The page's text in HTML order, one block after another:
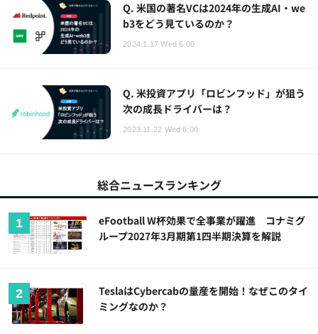
Q. 米国の著名VCは2024年の生成AI・we
b3をどう見ているのか？
2024.1.17 Wed 6:00
Q. 米投資アプリ「ロビンフッド」が狙う
次の成長ドライバーは？
2023.11.22 Wed 6:00
総合ニュースランキング
eFootball W杯効果で全事業が躍進 コナミグ
ループ2027年3月期第1四半期決算を解説
TeslaはCybercabの量産を開始！なぜこのタイ
ミングなのか？